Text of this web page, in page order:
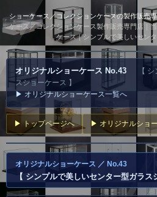
ショーケース／コレクションケースの製作販売
ケース／コレクションケース製作販売専門店｜
ケース｜シンプルで美しいセン
オリジナルショーケース No.43
【
スショーケース 】
▶ オリジナルショーケース一覧へ
▶ トップページへ ▶ オリジナルショ
オリジナルショーケース ／ No.43
【 シンプルで美しいセンター型ガラス